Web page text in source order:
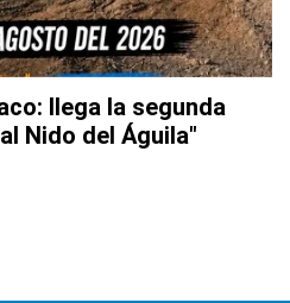
llega la segunda
Nido del Águila"